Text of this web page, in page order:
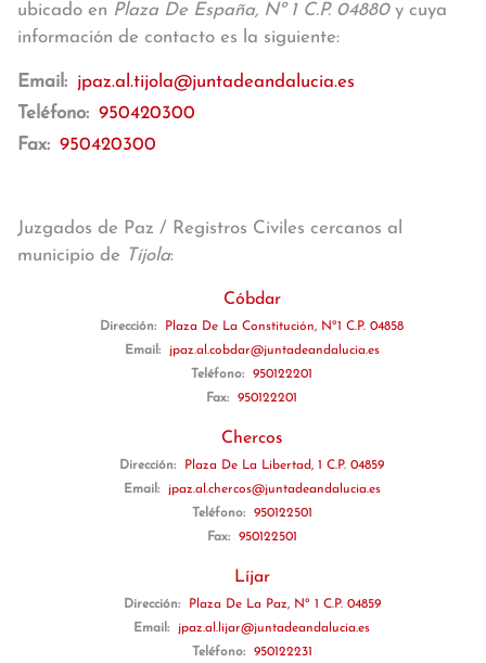
ubicado en Plaza De España, Nº 1 C.P. 04880y cuya
información de contacto es la siguiente:
Email: jpaz.al.tijola@juntadeandalucia.es
Teléfono: 950420300
Fax: 950420300
Juzgados de Paz / Registros Civiles cercanos al
municipio de Tíjola:
Cóbdar
Dirección:
Plaza De La Constitución, Nº1 C.P. 04858
Email:
jpaz.al.cobdar@juntadeandalucia.es
Teléfono:
950122201
Fax:
950122201
Chercos
Dirección:
Plaza De La Libertad, 1 C.P. 04859
Email:
jpaz.al.chercos@juntadeandalucia.es
Teléfono:
950122501
Fax:
950122501
Líjar
Dirección:
Plaza De La Paz, Nº 1 C.P. 04859
Email:
jpaz.al.lijar@juntadeandalucia.es
Teléfono:
950122231